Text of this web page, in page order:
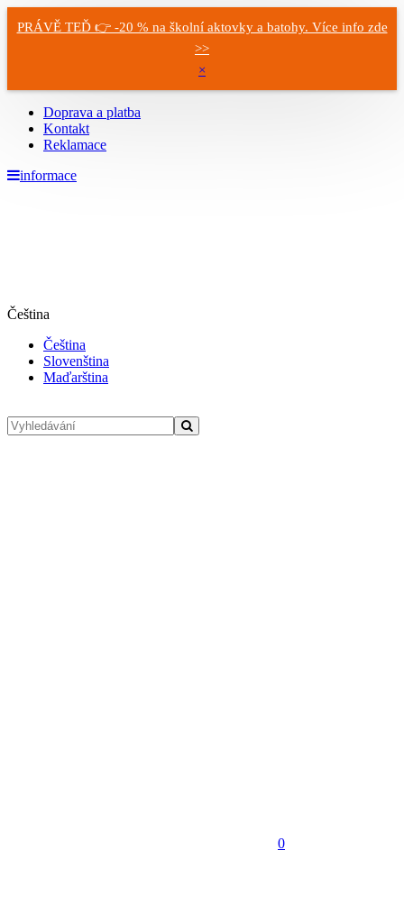
PRÁVĚ TEĎ 👉 -20 % na školní aktovky a batohy. Více info zde
>>
×
Doprava a platba
Kontakt
Reklamace
informace
Čeština
Čeština
Slovenština
Maďarština
0